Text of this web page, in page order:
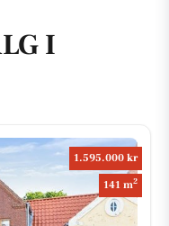
I
1.595.000 kr
141 m2